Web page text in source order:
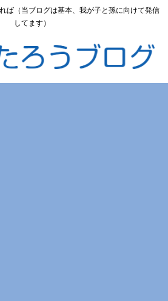
ば（当ブログは基本、我が子と孫に向けて発信
してます）